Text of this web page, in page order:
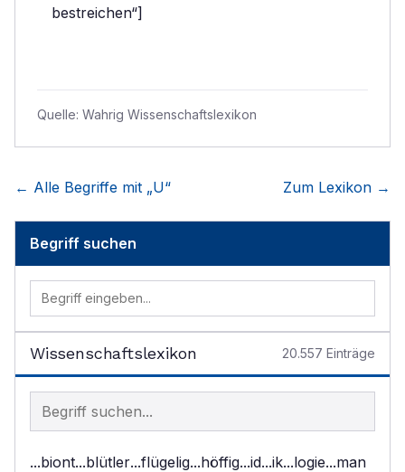
bestreichen“]
Quelle: Wahrig Wissenschaftslexikon
← Alle Begriffe mit „U“ Zum Lexikon →
Begriff suchen
Wissenschaftslexikon 20.557 Einträge
Begriff im Lexikon suchen
...biont...blütler...flügelig...höffig...id...ik...logie...man